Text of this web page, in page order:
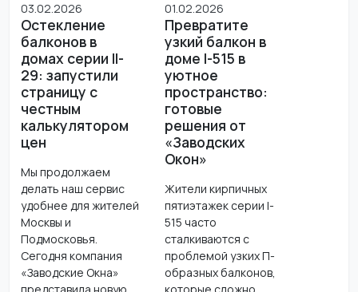
03.02.2026
Остекление
балконов в
домах серии II-
29: запустили
страницу с
честным
калькулятором
цен
Мы продолжаем
делать наш сервис
удобнее для жителей
Москвы и
Подмосковья.
Сегодня компания
«Заводские Окна»
01.02.2026
Превратите
узкий балкон в
доме I-515 в
уютное
пространство:
готовые
решения от
«Заводских
Окон»
Жители кирпичных
пятиэтажек серии I-
515 часто
сталкиваются с
проблемой узких П-
образных балконов,